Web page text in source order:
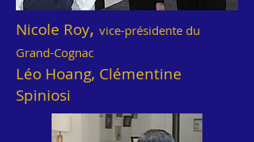
Nicole Roy, vice-présidente du
Grand-Cognac
Léo Hoang, Clémentine
Spiniosi